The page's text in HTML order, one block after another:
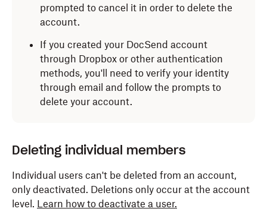
prompted to cancel it in order to delete the
account.
If you created your DocSend account
through Dropbox or other authentication
methods, you'll need to verify your identity
through email and follow the prompts to
delete your account.
Deleting individual members
Individual users can't be deleted from an account,
only deactivated. Deletions only occur at the account
level. Learn how to deactivate a user.